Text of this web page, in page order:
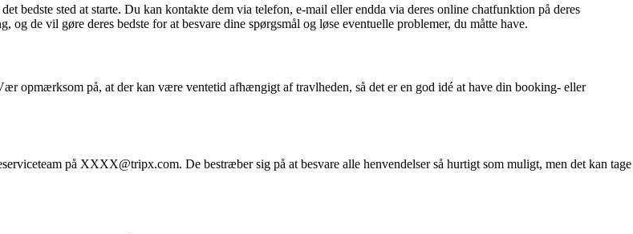
bedste sted at starte. Du kan kontakte dem via telefon, e-mail eller endda via deres online chatfunktion på deres
de vil gøre deres bedste for at besvare dine spørgsmål og løse eventuelle problemer, du måtte have.
på, at der kan være ventetid afhængigt af travlheden, så det er en god idé at have din booking- eller
på XXXX@tripx.com. De bestræber sig på at besvare alle henvendelser så hurtigt som muligt, men det kan tage